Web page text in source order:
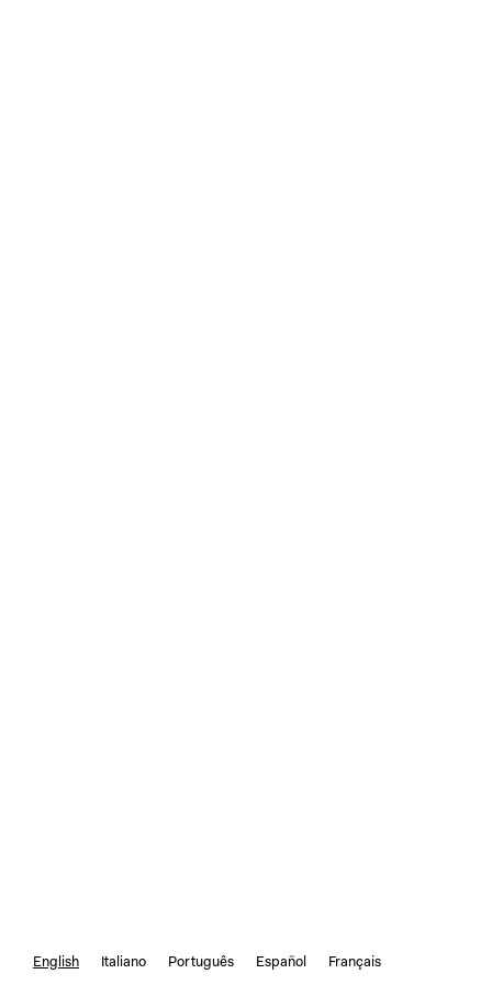
English Italiano Português Español Français